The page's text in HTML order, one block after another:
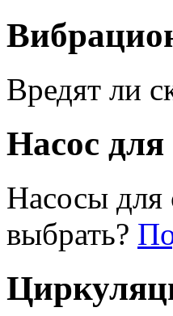
Вредят ли
Насос
Насосы для
выбрать?